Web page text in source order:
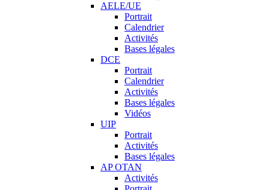
AELE/UE
Portrait
Calendrier
Activités
Bases légales
DCE
Portrait
Calendrier
Activités
Bases légales
Vidéos
UIP
Portrait
Activités
Bases légales
AP OTAN
Activités